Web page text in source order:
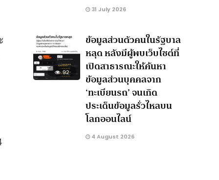
31 July 2026
92
ข้อมูลส่วนตัวคนในรัฐบาล
หลุด หลังมีผู้พบเว็บไซต์ที่
เปิดสาธารณะให้ค้นหา
ข้อมูลส่วนบุคคลจาก
‘ทะเบียนรถ’ จนเกิด
ประเด็นข้อมูลรั่วไหลบน
โลกออนไลน์
4 August 2026